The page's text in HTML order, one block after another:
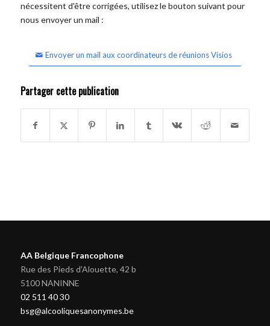
nécessitent d'être corrigées, utilisez le bouton suivant pour
nous envoyer un mail :
Envoyer un mail aux coordinateurs de réunions Visios
Partager cette publication
AA Belgique Francophone
Rue des Pieds d'Alouette, 42 b
5100 NANINNE
02 511 40 30
bsg@alcooliquesanonymes.be